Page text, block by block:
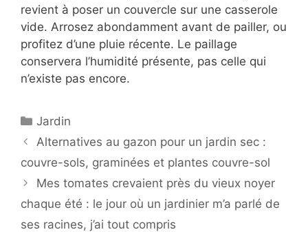
revient à poser un couvercle sur une casserole
vide. Arrosez abondamment avant de pailler, ou
profitez d’une pluie récente. Le paillage
conservera l’humidité présente, pas celle qui
n’existe pas encore.
Catégories
Jardin
Alternatives au gazon pour un jardin sec :
couvre-sols, graminées et plantes couvre-sol
Mes tomates crevaient près du vieux noyer
chaque été : le jour où un jardinier m’a parlé de
ses racines, j’ai tout compris